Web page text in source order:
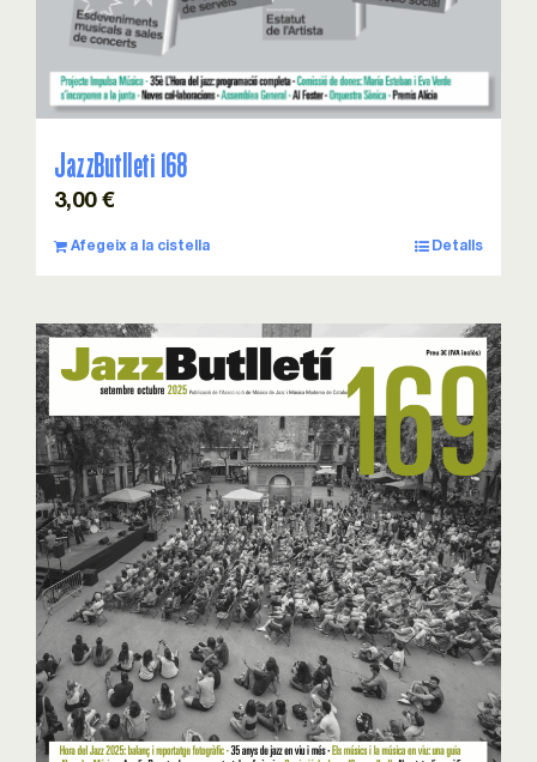
JazzButlleti 168
3,00 €
Afegeix a la cistella Detalls